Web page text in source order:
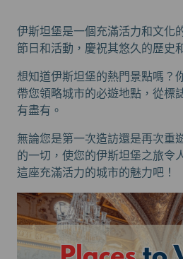
伊斯坦堡是一個充滿活力和文化
節日和活動，慶祝其悠久的歷史
想知道伊斯坦堡的熱門景點嗎？
帶您領略城市的必遊地點，從標
有盡有。
無論您是第一次造訪還是再次重
的一切，使您的伊斯坦堡之旅令
這座充滿活力的城市的魅力吧！